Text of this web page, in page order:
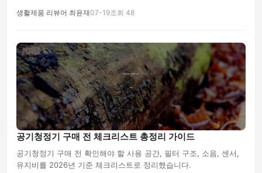
생활제품 리뷰어 최윤재07-19조회 48
공기청정기 구매 전 체크리스트 총정리 가이드
공기청정기 구매 전 확인해야 할 사용 공간, 필터 구조, 소음, 센서,
유지비를 2026년 기준 체크리스트로 정리했습니다.